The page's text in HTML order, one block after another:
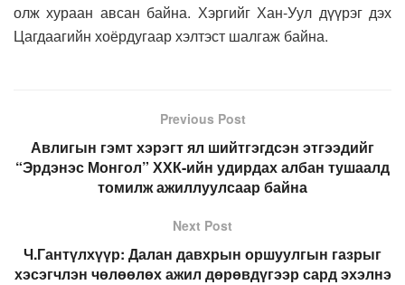
олж хураан авсан байна. Хэргийг Хан-Уул дүүрэг дэх
Цагдаагийн хоёрдугаар хэлтэст шалгаж байна.
Previous Post
Авлигын гэмт хэрэгт ял шийтгэгдсэн этгээдийг
“Эрдэнэс Монгол” ХХК-ийн удирдах албан тушаалд
томилж ажиллуулсаар байна
Next Post
Ч.Гантүлхүүр: Далан давхрын оршуулгын газрыг
хэсэгчлэн чөлөөлөх ажил дөрөвдүгээр сард эхэлнэ